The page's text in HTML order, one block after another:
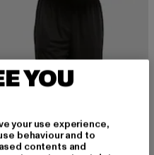
YOU
your use experience,
behaviour and to
contents and